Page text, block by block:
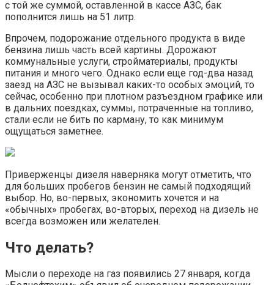
с той же суммой, оставленной в кассе АЗС, бак
пополнится лишь на 51 литр.
Впрочем, подорожание отдельного продукта в виде
бензина лишь часть всей картины. Дорожают
коммунальные услуги, стройматериалы, продукты
питания и много чего. Однако если еще год-два назад
заезд на АЗС не вызывал каких-то особых эмоций, то
сейчас, особенно при плотном разъездном графике или
в дальних поездках, суммы, потраченные на топливо,
стали если не бить по карману, то как минимум
ощущаться заметнее.
Приверженцы дизеля наверняка могут отметить, что
для больших пробегов бензин не самый подходящий
выбор. Но, во-первых, экономить хочется и на
«обычных» пробегах, во-вторых, переход на дизель не
всегда возможен или желателен.
Что делать?
Мысли о переходе на газ появились 27 января, когда